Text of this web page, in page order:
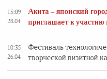
15:09
28.04
Акита – японский
приглашает к участию
10:35
26.04
Фестиваль
творческой визитной